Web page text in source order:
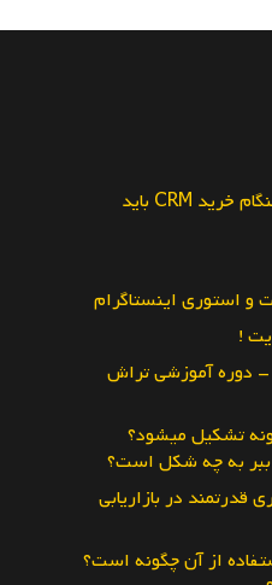
CRM چیست و چه نکاتی را هنگام خرید CRM باید
و استوری اینستاگرام
!
دوره آموزشی تراش
تشکیل میشود؟
به چه شکل است؟
قدرتمند در بازاریابی
از آن چگونه است؟